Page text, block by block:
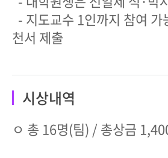
- 지도교수 1인까지 참여
천서 제출
시상내역
ㅇ 총 16명(팀) / 총상금